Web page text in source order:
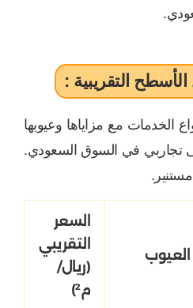
التقريبية :
الخدمات مع مزاياها وعيوبها
تجاربي في السوق السعودي.
العيوب
السعر
التقريبي
(ريال/
م²)